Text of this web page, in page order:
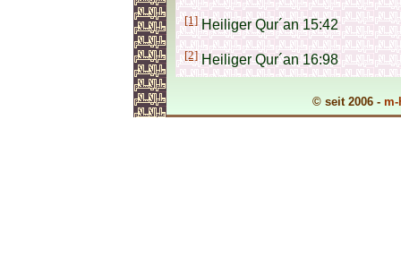
[1]Heiliger Qur´an 15:42
[2]Heiliger Qur´an 16:98
© seit 2006 - m-